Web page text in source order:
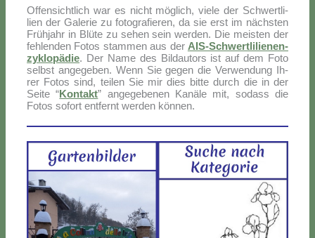
Of­fen­si­ch­tlich war es ni­cht mö­glich, vie­le der Sch­wer­tli­
lien der Ga­le­rie zu fo­to­gra­fie­ren, da sie er­st im nä­ch­sten
Frü­h­jahr in Blü­te zu se­hen sein wer­den. Die mei­sten der
fe­hlen­den Fo­tos stam­men aus der AIS-Sch­wer­tli­lie­nen­
zy­klo­pä­die. Der Na­me des Bil­dau­tors ist auf dem Fo­to
selb­st an­ge­ge­ben. Wenn Sie ge­gen die Ver­wen­dung Ih­
rer Fo­tos sind, tei­len Sie mir dies bit­te durch die in der
Sei­te “Kon­takt” an­ge­ge­be­nen Ka­nä­le mit, so­dass die
Fo­tos so­fort ent­fernt wer­den kön­nen.